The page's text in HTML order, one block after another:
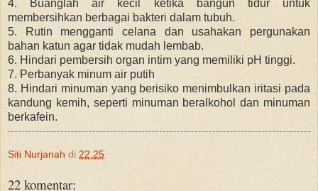
4. Buanglah air kecil ketika bangun tidur untuk
membersihkan berbagai bakteri dalam tubuh.
5. Rutin mengganti celana dan usahakan pergunakan
bahan katun agar tidak mudah lembab.
6. Hindari pembersih organ intim yang memiliki pH tinggi.
7. Perbanyak minum air putih
8. Hindari minuman yang berisiko menimbulkan iritasi pada
kandung kemih, seperti minuman beralkohol dan minuman
berkafein.
Siti Nurjanah di 22.25
22 komentar: